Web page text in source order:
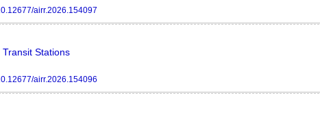
airr.2026.154097
Stations
airr.2026.154096